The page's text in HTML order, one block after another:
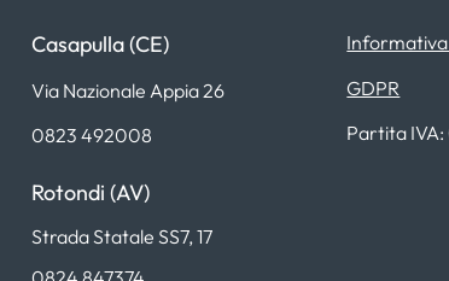
Casapulla (CE)
Via Nazionale Appia 26
0823 492008
Rotondi (AV)
Strada Statale SS7, 17
Informativa
GDPR
Partita IVA: